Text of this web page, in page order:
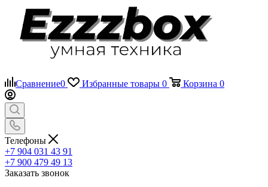
Сравнение0 Избранные товары 0 Корзина 0
Телефоны
+7 904 031 43 91
+7 900 479 49 13
Заказать звонок